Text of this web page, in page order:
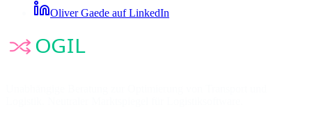
Oliver Gaede auf LinkedIn